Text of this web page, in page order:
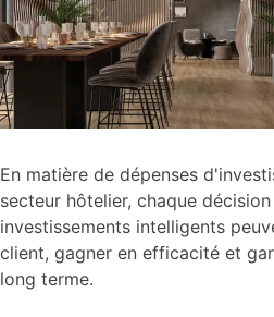
En matière de dépenses
secteur hôtelier, chaque
investissements intelligents
client, gagner en efficacité et
long terme.